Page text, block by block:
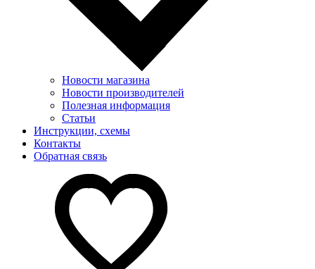
Новости магазина
Новости производителей
Полезная информация
Статьи
Инструкции, схемы
Контакты
Обратная связь